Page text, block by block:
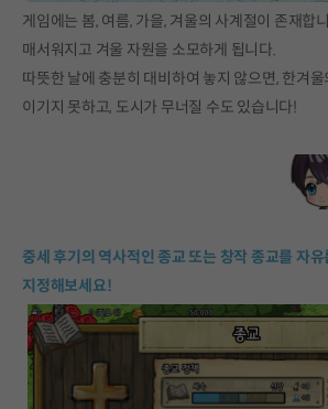
게임에는 봄, 여름, 가을, 겨울의 사계절이 존재합
매서워지고 겨울 자원을 소모하게 됩니다.
따뜻한 날에 충분히 대비하여 놓지 않으면, 한겨
이기지 못하고, 도시가 무너질 수도 있습니다!
중세 후기의 역사적인 종교 또는 창작 종교를 자
지정해보세요!